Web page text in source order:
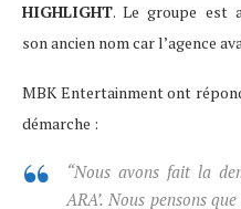
HIGHLIGHT. Le groupe est
son ancien nom car l’agence
MBK Entertainment ont
démarche :
“Nous avons fait la
ARA’. Nous pensons